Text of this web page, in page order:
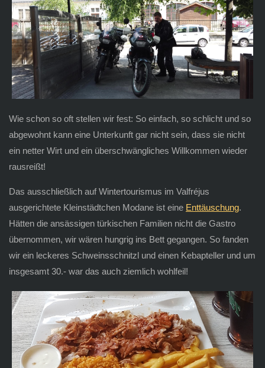
Wie schon so oft stellen wir fest: So einfach, so schlicht und so
abgewohnt kann eine Unterkunft gar nicht sein, dass sie nicht
ein netter Wirt und ein überschwängliches Willkommen wieder
rausreißt!
Das ausschließlich auf Wintertourismus im Valfréjus
ausgerichtete Kleinstädtchen Modane ist eine Enttäuschung.
Hätten die ansässigen türkischen Familien nicht die Gastro
übernommen, wir wären hungrig ins Bett gegangen. So fanden
wir ein leckeres Schweinsschnitzl und einen Kebapteller und um
insgesamt 30.- war das auch ziemlich wohlfeil!